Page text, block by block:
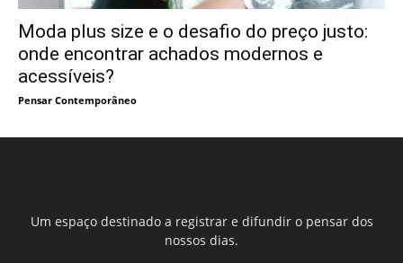
Moda plus size e o desafio do preço justo:
onde encontrar achados modernos e
acessíveis?
Pensar Contemporâneo
Um espaço destinado a registrar e difundir o pensar dos
nossos dias.